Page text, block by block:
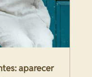
aparecer